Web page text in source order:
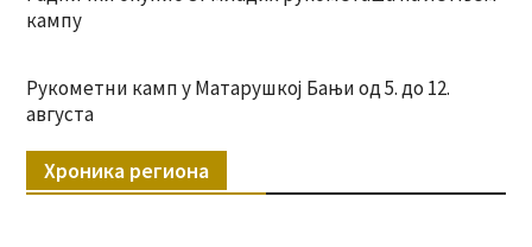
кампу
Рукометни камп у Матарушкој Бањи од 5. до 12.
августа
Хроника региона